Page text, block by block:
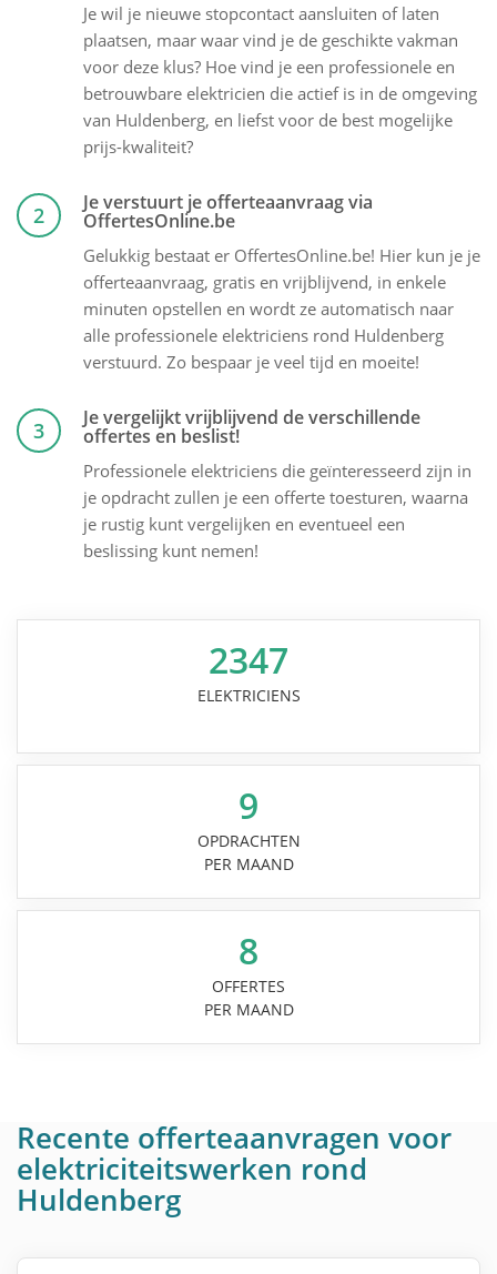
Je wil je nieuwe stopcontact aansluiten of laten
plaatsen, maar waar vind je de geschikte vakman
voor deze klus? Hoe vind je een professionele en
betrouwbare elektricien die actief is in de omgeving
van Huldenberg, en liefst voor de best mogelijke
prijs-kwaliteit?
2 Je verstuurt je offerteaanvraag via
OffertesOnline.be
Gelukkig bestaat er OffertesOnline.be! Hier kun je je
offerteaanvraag, gratis en vrijblijvend, in enkele
minuten opstellen en wordt ze automatisch naar
alle professionele elektriciens rond Huldenberg
verstuurd. Zo bespaar je veel tijd en moeite!
3 Je vergelijkt vrijblijvend de verschillende
offertes en beslist!
Professionele elektriciens die geïnteresseerd zijn in
je opdracht zullen je een offerte toesturen, waarna
je rustig kunt vergelijken en eventueel een
beslissing kunt nemen!
2347
ELEKTRICIENS
9
OPDRACHTEN
PER MAAND
8
OFFERTES
PER MAAND
Recente offerteaanvragen voor
elektriciteitswerken rond
Huldenberg